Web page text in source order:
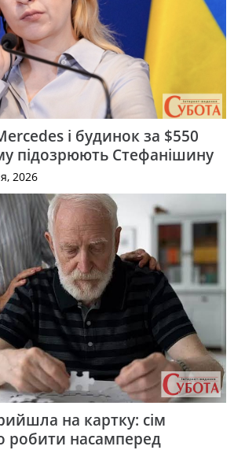
і будинок за $550
підозрюють Стефанішину
2026
на картку: сім
робити насамперед